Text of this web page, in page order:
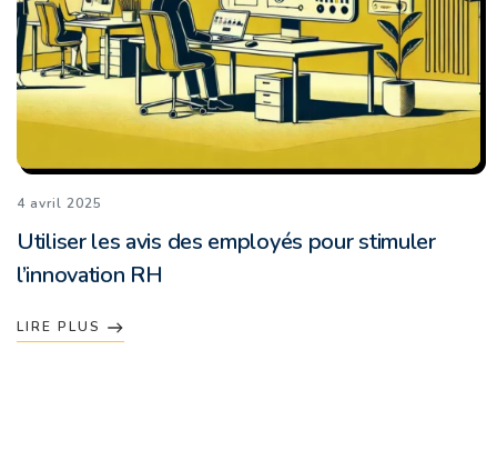
4 avril 2025
Utiliser les avis des employés pour stimuler
l’innovation RH
LIRE PLUS